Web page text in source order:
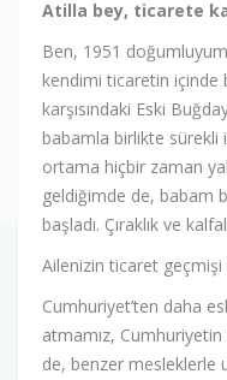
Atilla bey, ticarete
Ben, 1951
kendimi ticaretin içinde
karşısındaki Eski
babamla birlikte sürekli
ortama hiçbir zaman
geldiğimde de, babam
başladı. Çıraklık ve
Ailenizin ticaret geçmişi
Cumhuriyet’ten daha
atmamız, Cumhuriyetin
de, benzer mesleklerle